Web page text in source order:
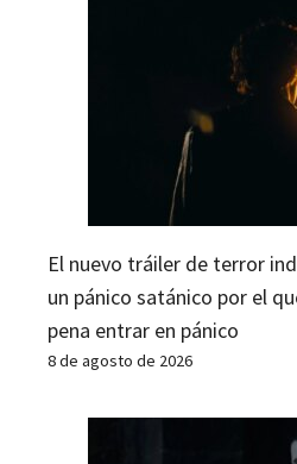
El nuevo tráiler de terror
un pánico satánico por el
pena entrar en pánico
8 de agosto de 2026